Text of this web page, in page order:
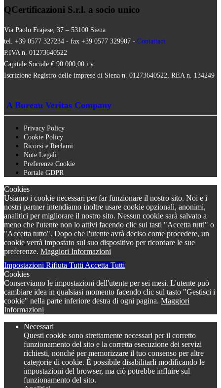
QCertificazioni S.r.l. a socio unico
Via Paolo Frajese, 37 – 53100 Siena
tel. +39 0577 327234 - fax +39 0577 329907 - Contattaci
P.IVA n. 01273640522
Capitale Sociale € 90.000,00 i.v.
Iscrizione Registro delle imprese di Siena n. 01273640522, REA n. 134249
A Bureau Veritas Company
Privacy Policy
Cookie Policy
Ricorsi e Reclami
Note Legali
Preferenze Cookie
Portale GDPR
Cookies
Usiamo i cookie necessari per far funzionare il nostro sito. Noi e i
nostri partner intendiamo inoltre usare cookie opzionali, anonimi,
analitici per migliorare il nostro sito. Nessun cookie sarà salvato a
meno che l'utente non lo attivi facendo clic sui tasti "Accetta tutti" o
"Accetta tutto". Dopo che l'utente avrà deciso come procedere, un
cookie verrà impostato sul suo dispositivo per ricordare le sue
preferenze. Maggiori Informazioni
Impostazioni Rifiuta TuttiAccetta Tutti
Cookies
Conserviamo le impostazioni dell'utente per sei mesi. L'utente può
cambiare idea in qualsiasi momento facendo clic sul tasto "Gestisci i
cookie" nella parte inferiore destra di ogni pagina. Maggiori
Informazioni
Necessari
Questi cookie sono strettamente necessari per il corretto
funzionamento del sito e la corretta esecuzione dei servizi
richiesti, nonché per memorizzare il tuo consenso per altre
categorie di cookie. È possibile disabilitarli modificando le
impostazioni del browser, ma ciò potrebbe influire sul
funzionamento del sito.